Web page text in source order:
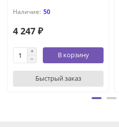
50
4 247 ₽
В корзину
Быстрый заказ